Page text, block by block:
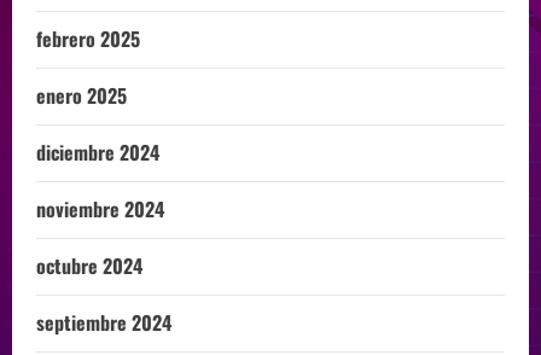
febrero 2025
enero 2025
diciembre 2024
noviembre 2024
octubre 2024
septiembre 2024